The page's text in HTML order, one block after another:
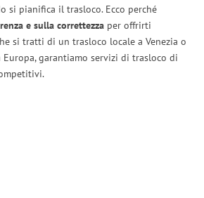
si pianifica il trasloco. Ecco perché
e sulla correttezza per offrirti
si tratti di un trasloco locale a Venezia o
garantiamo servizi di trasloco di